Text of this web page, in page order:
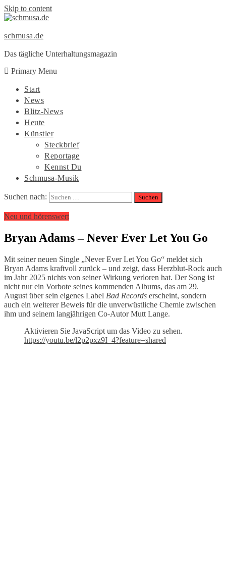
Skip to content
schmusa.de
Das tägliche Unterhaltungsmagazin
Primary Menu
Start
News
Blitz-News
Heute
Künstler
Steckbrief
Reportage
Kennst Du
Schmusa-Musik
Suchen nach:
Neu und hörenswert
Bryan Adams – Never Ever Let You Go
Mit seiner neuen Single „Never Ever Let You Go“ meldet sich
Bryan Adams kraftvoll zurück – und zeigt, dass Herzblut-Rock auch
im Jahr 2025 nichts von seiner Wirkung verloren hat. Der Song ist
nicht nur ein Vorbote seines kommenden Albums, das am 29.
August über sein eigenes Label Bad Records erscheint, sondern
auch ein weiterer Beweis für die unverwüstliche Chemie zwischen
ihm und seinem langjährigen Co-Autor Mutt Lange.
Aktivieren Sie JavaScript um das Video zu sehen.
https://youtu.be/l2p2pxz9I_4?feature=shared